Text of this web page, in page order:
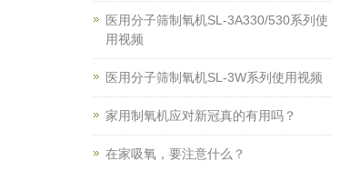
医用分子筛制氧机SL-3A330/530系列使
用视频
医用分子筛制氧机SL-3W系列使用视频
家用制氧机应对新冠真的有用吗？
在家吸氧，要注意什么？